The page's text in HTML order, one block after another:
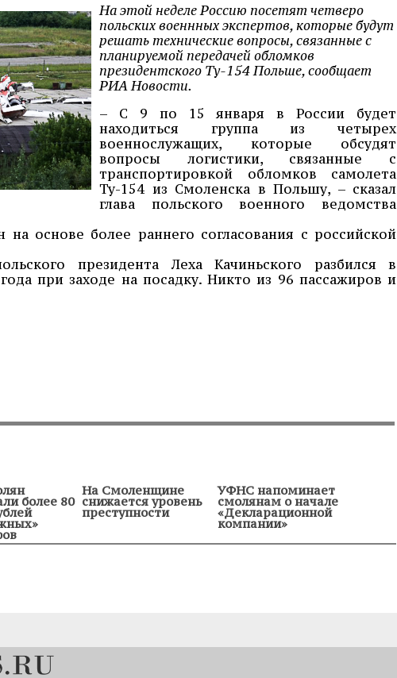
На этой неделе Россию посетят четверо
польских военнных экспертов, которые будут
решать технические вопросы, связанные с
планируемой передачей обломков
президентского Ту-154 Польше, сообщает
РИА Новости.
– С 9 по 15 января в России будет
находиться группа из четырех
военнослужащих, которые обсудят
вопросы логистики, связанные с
транспортировкой обломков самолета
Ту-154 из Смоленска в Польшу, – сказал
глава польского военного ведомства
на основе более раннего согласования с российской
президента Леха Качиньского разбился в
при заходе на посадку. Никто из 96 пассажиров и
более 80
На Смоленщине
снижается уровень
преступности
УФНС напоминает
смолянам о начале
«Декларационной
компании»